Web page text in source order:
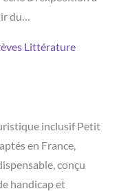
du…
Littérature
inclusif Petit
en France,
conçu
handicap et